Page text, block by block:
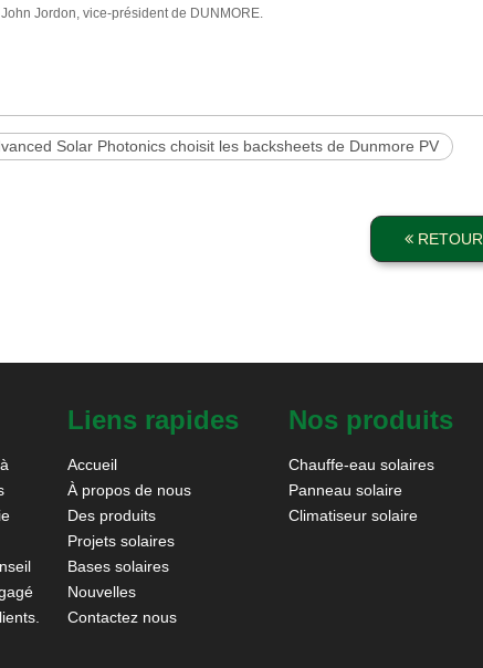
Jordon, vice-président de DUNMORE.
Solar Photonics choisit les backsheets de Dunmore PV
RETOUR
Liens rapides
Accueil
À propos de nous
Des produits
Projets solaires
Bases solaires
Nouvelles
Contactez nous
Nos produits
Chauffe-eau solaires
Panneau solaire
Climatiseur solaire